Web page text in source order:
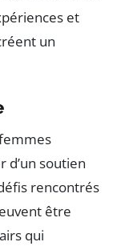
et
un
soutien
rencontrés
être
qui